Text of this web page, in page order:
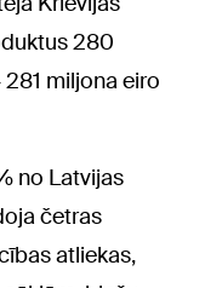
280
miljona eiro
no Latvijas
četras
atliekas,